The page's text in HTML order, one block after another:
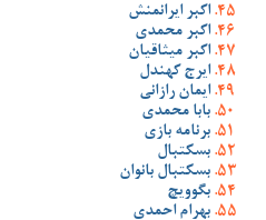
اکبر ایرانمنش
اکبر محمدی
اکبر میثاقیان
ایرج کهندل
ایمان رازانی
بابا محمدی
برنامه بازی
بسکتبال
بسکتبال بانوان
بگوویچ
بهرام احمدی